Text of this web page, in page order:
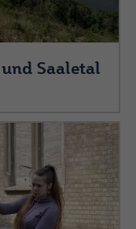
Saaletal
(c) Saale-Unstrut-Tourismus e.V.